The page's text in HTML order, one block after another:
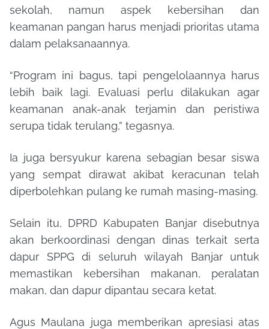
sekolah, namun aspek kebersihan dan
keamanan pangan harus menjadi prioritas utama
dalam pelaksanaannya.
“Program ini bagus, tapi pengelolaannya harus
lebih baik lagi. Evaluasi perlu dilakukan agar
keamanan anak-anak terjamin dan peristiwa
serupa tidak terulang,” tegasnya.
Ia juga bersyukur karena sebagian besar siswa
yang sempat dirawat akibat keracunan telah
diperbolehkan pulang ke rumah masing-masing.
Selain itu, DPRD Kabupaten Banjar disebutnya
akan berkoordinasi dengan dinas terkait serta
dapur SPPG di seluruh wilayah Banjar untuk
memastikan kebersihan makanan, peralatan
makan, dan dapur dipantau secara ketat.
Agus Maulana juga memberikan apresiasi atas